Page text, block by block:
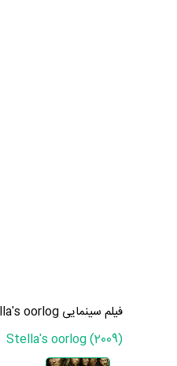
فیلم سینمایی Stella's oorlog به کارگردانی Diederik Van Rooijen
Stella's oorlog (2009)